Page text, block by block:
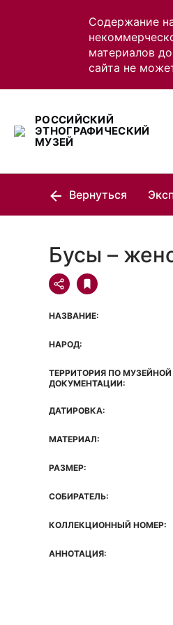
Содержание
материалов
сайта не
РОССИЙСКИЙ
ЭТНОГРАФИЧЕСКИЙ
МУЗЕЙ
Вернуться
Бусы –
НАЗВАНИЕ:
НАРОД:
ТЕРРИТОРИЯ ПО МУЗЕЙНОЙ
ДОКУМЕНТАЦИИ:
ДАТИРОВКА:
МАТЕРИАЛ:
РАЗМЕР:
СОБИРАТЕЛЬ:
КОЛЛЕКЦИОННЫЙ НОМЕР:
АННОТАЦИЯ: